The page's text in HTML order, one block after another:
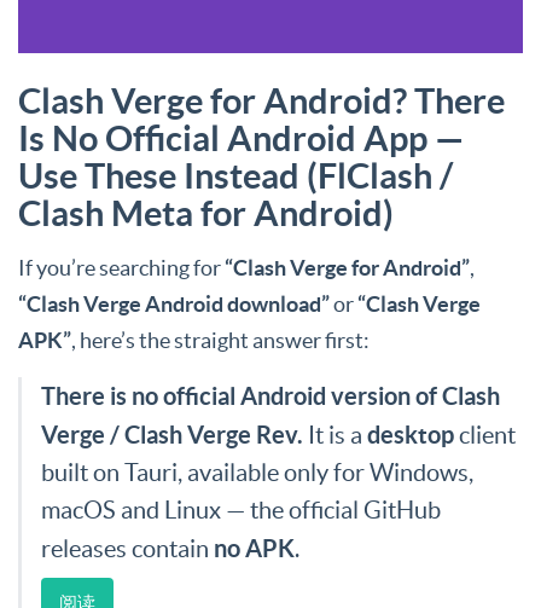
Clash Verge for Android? There
Is No Official Android App —
Use These Instead (FlClash /
Clash Meta for Android)
If you’re searching for“Clash Verge for Android”,
“Clash Verge Android download”or“Clash Verge
APK”, here’s the straight answer first:
There is no official Android version of Clash
Verge / Clash Verge Rev. It is a desktopclient
built on Tauri, available only for Windows,
macOS and Linux — the official GitHub
releases contain no APK.
阅读